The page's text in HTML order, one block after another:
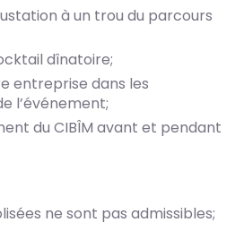
à un trou du parcours
dînatoire;
entreprise dans les
l’événement;
du CIBÎM avant et pendant
ne sont pas admissibles;